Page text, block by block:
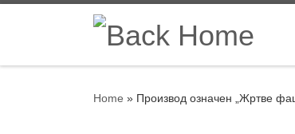
Skip to content
Home » Производ oзначен „Жртве